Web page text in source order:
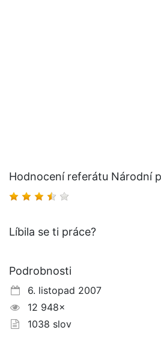
Hodnocení referátu Národní
Líbila se ti práce?
Podrobnosti
6. listopad 2007
12 948×
1038 slov